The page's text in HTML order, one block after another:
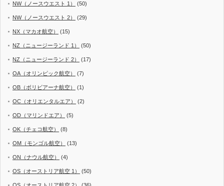
NW（ノースウエスト 1） (50)
NW（ノースウエスト 2） (29)
NX（マカオ航空） (15)
NZ（ニュージーランド 1） (50)
NZ（ニュージーランド 2） (17)
OA（オリンピック航空） (7)
OB（ボリビアーナ航空） (1)
OC（オリエンタルエア） (2)
OD（マリンドエア） (5)
OK（チェコ航空） (8)
OM（モンゴル航空） (13)
ON（ナウル航空） (4)
OS（オーストリア航空 1） (50)